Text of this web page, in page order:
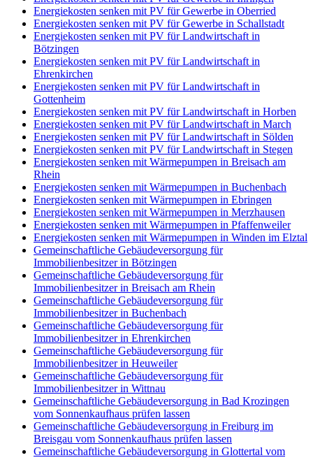
Energiekosten senken mit PV für Gewerbe in Oberried
Energiekosten senken mit PV für Gewerbe in Schallstadt
Energiekosten senken mit PV für Landwirtschaft in
Bötzingen
Energiekosten senken mit PV für Landwirtschaft in
Ehrenkirchen
Energiekosten senken mit PV für Landwirtschaft in
Gottenheim
Energiekosten senken mit PV für Landwirtschaft in Horben
Energiekosten senken mit PV für Landwirtschaft in March
Energiekosten senken mit PV für Landwirtschaft in Sölden
Energiekosten senken mit PV für Landwirtschaft in Stegen
Energiekosten senken mit Wärmepumpen in Breisach am
Rhein
Energiekosten senken mit Wärmepumpen in Buchenbach
Energiekosten senken mit Wärmepumpen in Ebringen
Energiekosten senken mit Wärmepumpen in Merzhausen
Energiekosten senken mit Wärmepumpen in Pfaffenweiler
Energiekosten senken mit Wärmepumpen in Winden im Elztal
Gemeinschaftliche Gebäudeversorgung für
Immobilienbesitzer in Bötzingen
Gemeinschaftliche Gebäudeversorgung für
Immobilienbesitzer in Breisach am Rhein
Gemeinschaftliche Gebäudeversorgung für
Immobilienbesitzer in Buchenbach
Gemeinschaftliche Gebäudeversorgung für
Immobilienbesitzer in Ehrenkirchen
Gemeinschaftliche Gebäudeversorgung für
Immobilienbesitzer in Heuweiler
Gemeinschaftliche Gebäudeversorgung für
Immobilienbesitzer in Wittnau
Gemeinschaftliche Gebäudeversorgung in Bad Krozingen
vom Sonnenkaufhaus prüfen lassen
Gemeinschaftliche Gebäudeversorgung in Freiburg im
Breisgau vom Sonnenkaufhaus prüfen lassen
Gemeinschaftliche Gebäudeversorgung in Glottertal vom